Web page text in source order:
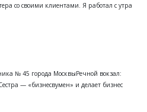
со своими клиентами. Я работал с утра
№ 45 города МосквыРечной вокзал:
— «бизнесвумен» и делает бизнес